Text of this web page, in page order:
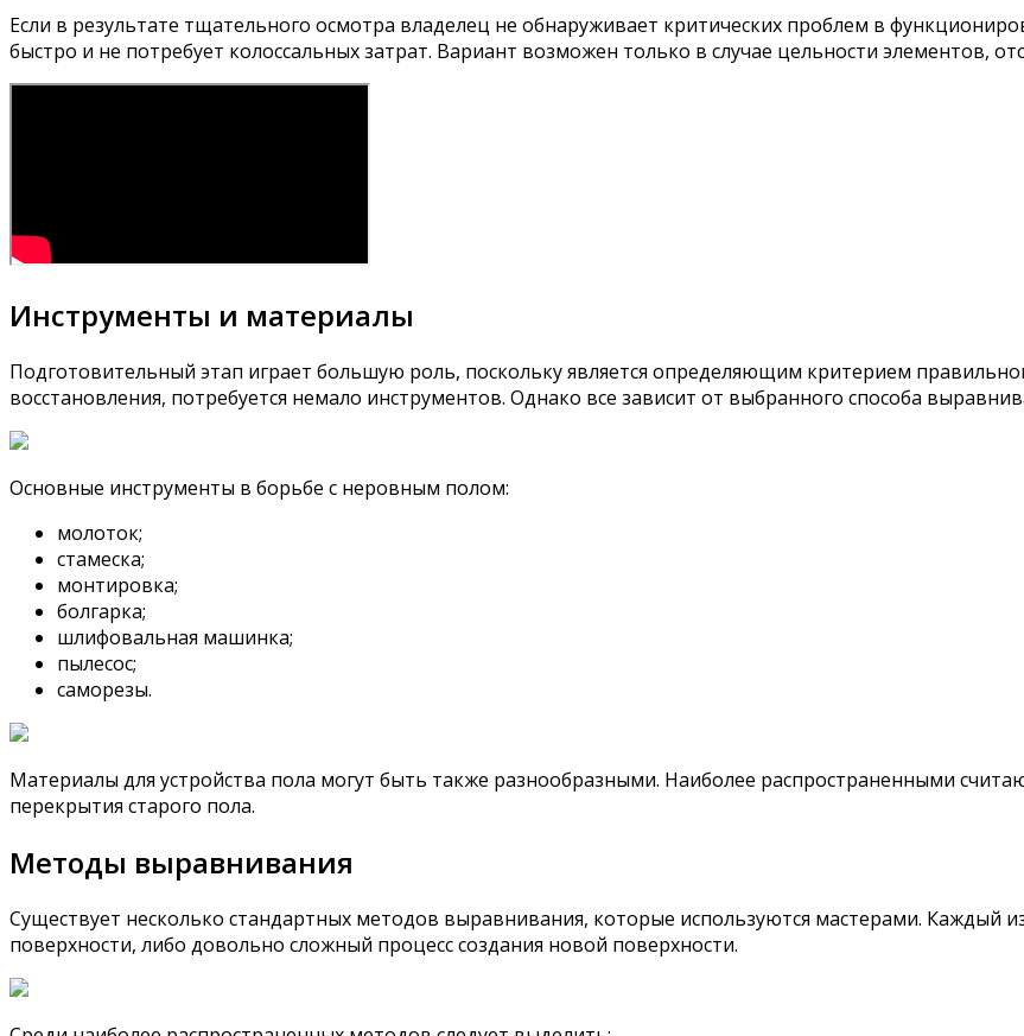
Если в результате тщательного осмотра владелец не обнаруживает критических проблем в
быстро и не потребует колоссальных затрат. Вариант возможен только в случае цельности элементов,
Инструменты и материалы
Подготовительный этап играет большую роль, поскольку является определяющим критерием
восстановления, потребуется немало инструментов. Однако все зависит от выбранного способа
Основные инструменты в борьбе с неровным полом:
молоток;
стамеска;
монтировка;
болгарка;
шлифовальная машинка;
пылесос;
саморезы.
Материалы для устройства пола могут быть также разнообразными. Наиболее распространенными
перекрытия старого пола.
Методы выравнивания
Существует несколько стандартных методов выравнивания, которые используются мастерами. Каждый
поверхности, либо довольно сложный процесс создания новой поверхности.